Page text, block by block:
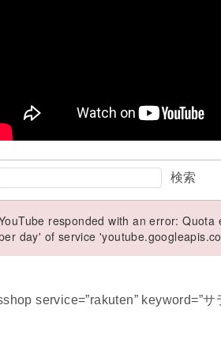
検索
responded with an error:
day' of service
service=”rakuten” keyword=”サ